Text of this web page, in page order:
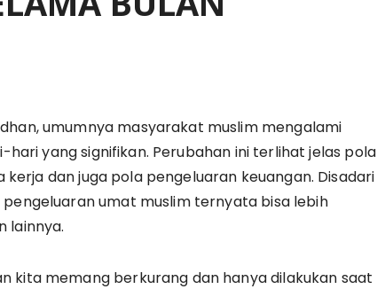
umumnya masyarakat muslim mengalami
yang signifikan. Perubahan ini terlihat jelas pola
kerja dan juga pola pengeluaran keuangan. Disadari
umat muslim ternyata bisa lebih
lainnya.
kita memang berkurang dan hanya dilakukan saat